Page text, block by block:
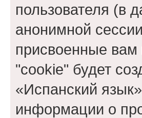
пользователя (в
анонимной
присвоенные
"cookie" будет
«Испанский
информации о